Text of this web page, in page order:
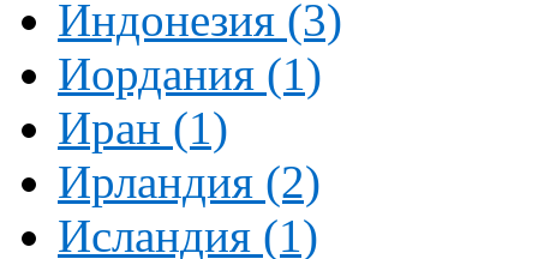
Индонезия (3)
Иордания (1)
Иран (1)
Ирландия (2)
Исландия (1)